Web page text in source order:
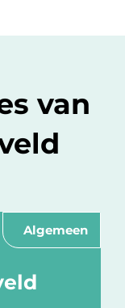
van
Algemeen